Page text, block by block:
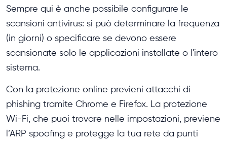
Sempre qui è anche possibile configurare le
scansioni antivirus: si può determinare la frequenza
(in giorni) o specificare se devono essere
scansionate solo le applicazioni installate o l'intero
sistema.
Con la protezione online previeni attacchi di
phishing tramite Chrome e Firefox. La protezione
Wi-Fi, che puoi trovare nelle impostazioni, previene
l’ARP spoofing e protegge la tua rete da punti